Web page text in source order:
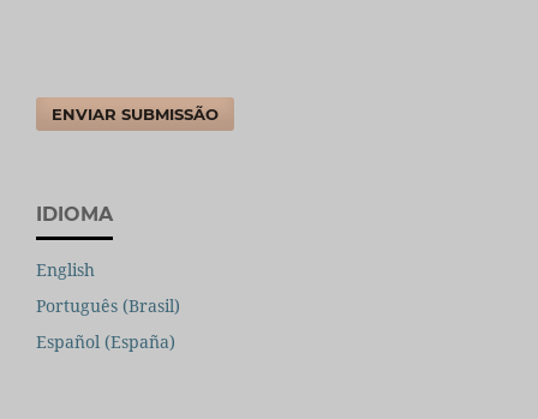
ENVIAR SUBMISSÃO
IDIOMA
English
Português (Brasil)
Español (España)